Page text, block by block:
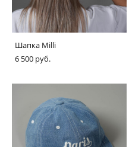
Шапка Milli
6 500 pуб.